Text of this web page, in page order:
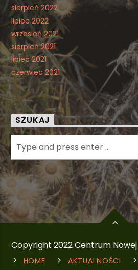
sierpień 2022
lipiec 2022
wrzesień 2021
sierpień 2021
lipiec 2021
czerwiec 2021
SZUKAJ
Copyright 2022 Centrum
HOME AKTUALNOŚCI